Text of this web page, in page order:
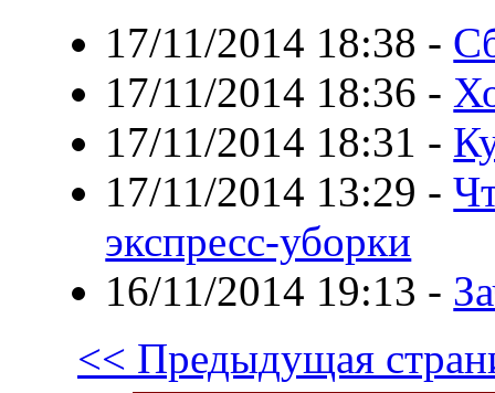
17/11/2014 18:38 -
17/11/2014 18:36 -
17/11/2014 18:31 -
17/11/2014 13:29 -
экспресс-уборки
16/11/2014 19:13 -
<< Предыдущая